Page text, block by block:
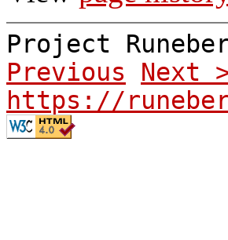
Project
Previous
Next
https://